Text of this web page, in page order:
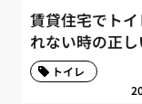
賃貸住宅でト
れない時の正
トイレ